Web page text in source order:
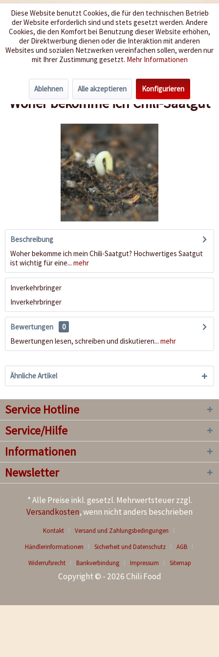
Wir würzen Ihr Leben
Menü
Übersicht Chilis selbst anbauen
Woher bekomme ich Chili-Saatgut
Beschreibung
Woher bekomme ich mein Chili-Saatgut? Hochwertiges Saatgut
ist wichtig für eine... mehr
Inverkehrbringer
Inverkehrbringer
Bewertungen
0
Bewertungen lesen, schreiben und diskutieren... mehr
Ähnliche Artikel
Service Hotline
Service/Hilfe
Informationen
Newsletter
* Alle Preise inkl. gesetzl. Mehrwertsteuer zzgl.
Versandkosten, wenn nicht anders beschrieben
Kontakt
Versand und Zahlungsbedingungen
Händlerinformationen
Sicherheit und Datenschutz
AGB
Widerrufsrecht
Bankverbindung Impressum Sitemap
Copyright © - 2026 Chili Food
Diese Website benutzt Cookies, die für den technischen Betrieb
der Website erforderlich sind und stets gesetzt werden. Andere
Cookies, die den Komfort bei Benutzung dieser Website erhöhen,
der Direktwerbung dienen oder die Interaktion mit anderen
Websites und sozialen Netzwerken vereinfachen sollen, werden nur
mit Ihrer Zustimmung gesetzt. Mehr Informationen
Ablehnen Alle akzeptieren Konfigurieren